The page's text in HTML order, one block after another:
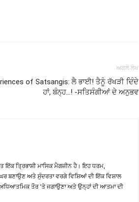
ਅਗਲੇ ਲੇਖ
of Satsangis: ਲੈ ਭਾਈ! ਤੈਨੂੰ ਰੱਖੜੀ ਦਿੰਦੇ
ਹਾਂ, ਬੰਨ੍ਹ…! -ਸਤਿਸੰਗੀਆਂ ਦੇ ਅਨੁਭਵ
ਇੱਕ ਤ੍ਰਿਭਾਸ਼ੀ ਮਾਸਿਕ ਮੈਗਜ਼ੀਨ ਹੈ। ਇਹ ਧਰਮ,
ਬਣਾਉਣ ਅਤੇ ਸੁੰਦਰਤਾ ਵਰਗੇ ਵਿਸ਼ਿਆਂ ਦੀ ਇੱਕ ਵਿਸ਼ਾਲ
ਤੌਰ 'ਤੇ ਜਗਾਉਣਾ ਅਤੇ ਉਨ੍ਹਾਂ ਦੀ ਆਤਮਾ ਦੀ